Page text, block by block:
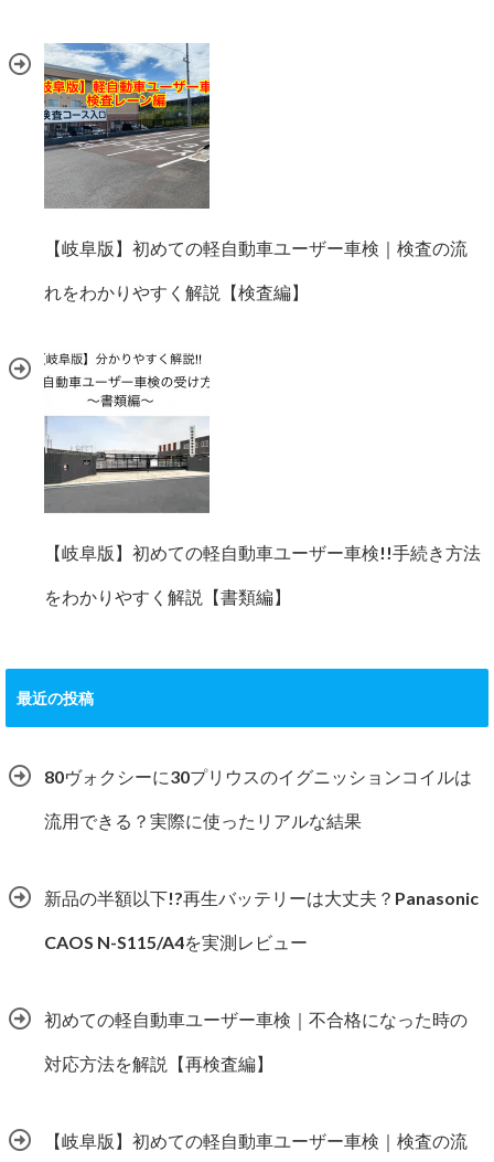
【岐阜版】初めての軽自動車ユーザー車検｜検査の流
れをわかりやすく解説【検査編】
【岐阜版】初めての軽自動車ユーザー車検!!手続き方法
をわかりやすく解説【書類編】
最近の投稿
80ヴォクシーに30プリウスのイグニッションコイルは
流用できる？実際に使ったリアルな結果
新品の半額以下!?再生バッテリーは大丈夫？Panasonic
CAOS N-S115/A4を実測レビュー
初めての軽自動車ユーザー車検｜不合格になった時の
対応方法を解説【再検査編】
【岐阜版】初めての軽自動車ユーザー車検｜検査の流